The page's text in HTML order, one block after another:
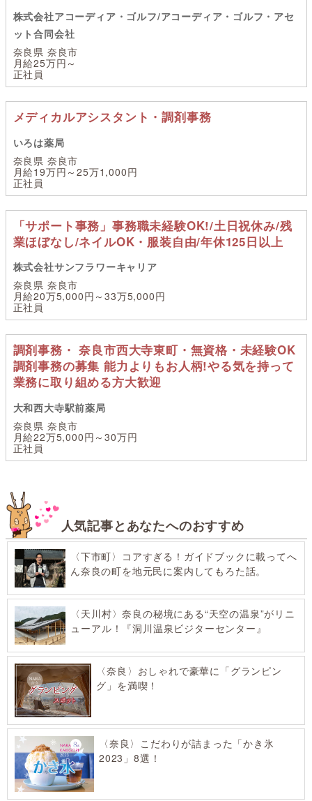
株式会社アコーディア・ゴルフ/アコーディア・ゴルフ・アセ
ット合同会社
奈良県 奈良市
月給25万円～
正社員
メディカルアシスタント・調剤事務
いろは薬局
奈良県 奈良市
月給19万円～25万1,000円
正社員
「サポート事務」事務職未経験OK!/土日祝休み/残
業ほぼなし/ネイルOK・服装自由/年休125日以上
株式会社サンフラワーキャリア
奈良県 奈良市
月給20万5,000円～33万5,000円
正社員
調剤事務・ 奈良市西大寺東町・無資格・未経験OK
調剤事務の募集 能力よりもお人柄!やる気を持って
業務に取り組める方大歓迎
大和西大寺駅前薬局
奈良県 奈良市
月給22万5,000円～30万円
正社員
人気記事とあなたへのおすすめ
〈下市町〉コアすぎる！ガイドブックに載ってへ
ん奈良の町を地元民に案内してもろた話。
〈天川村〉奈良の秘境にある“天空の温泉”がリニ
ューアル！『洞川温泉ビジターセンター』
〈奈良〉おしゃれで豪華に「グランピン
グ」を満喫！
〈奈良〉こだわりが詰まった「かき氷
2023」8選！